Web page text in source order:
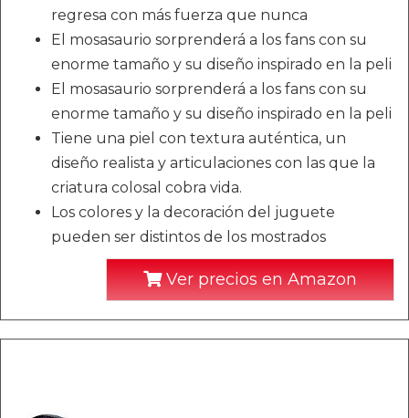
regresa con más fuerza que nunca
El mosasaurio sorprenderá a los fans con su
enorme tamaño y su diseño inspirado en la peli
El mosasaurio sorprenderá a los fans con su
enorme tamaño y su diseño inspirado en la peli
Tiene una piel con textura auténtica, un
diseño realista y articulaciones con las que la
criatura colosal cobra vida. ​
Los colores y la decoración del juguete
pueden ser distintos de los mostrados
Ver precios en Amazon